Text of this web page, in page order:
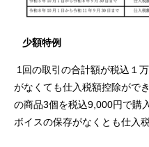
少額特例
1回の取引の合計額が税込１
がなくても仕入税額控除がで
の商品3個を税込9,000円で購
ボイスの保存がなくとも仕入